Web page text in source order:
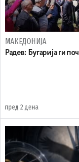
МАКЕДОНИЈА
Радев: Бугарија ги
пред 2 дена